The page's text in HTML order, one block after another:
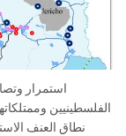
استمرار
الفلسطينيين
نطاق العنف